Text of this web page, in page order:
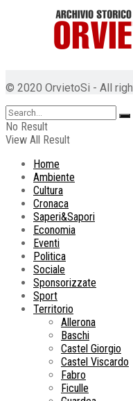
© 2020 OrvietoSi - All
No Result
View All Result
Home
Ambiente
Cultura
Cronaca
Saperi&Sapori
Economia
Eventi
Politica
Sociale
Sponsorizzate
Sport
Territorio
Allerona
Baschi
Castel Giorgio
Castel Viscardo
Fabro
Ficulle